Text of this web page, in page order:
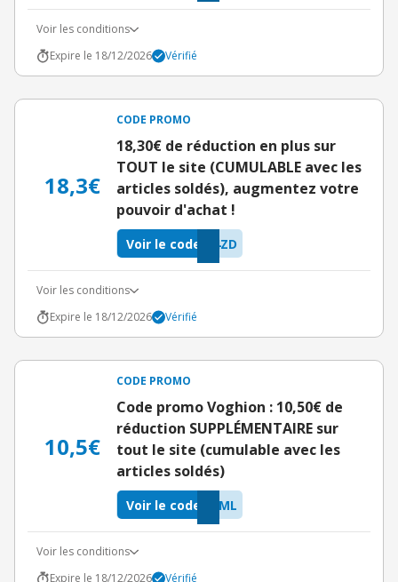
Voir les conditions
Expire le 18/12/2026
Vérifié
18,3€
CODE PROMO
18,30€ de réduction en plus sur
TOUT le site (CUMULABLE avec les
articles soldés), augmentez votre
pouvoir d'achat !
4ZD
Voir le code
Voir les conditions
Expire le 18/12/2026
Vérifié
10,5€
CODE PROMO
Code promo Voghion : 10,50€ de
réduction SUPPLÉMENTAIRE sur
tout le site (cumulable avec les
articles soldés)
2ML
Voir le code
Voir les conditions
Expire le 18/12/2026
Vérifié